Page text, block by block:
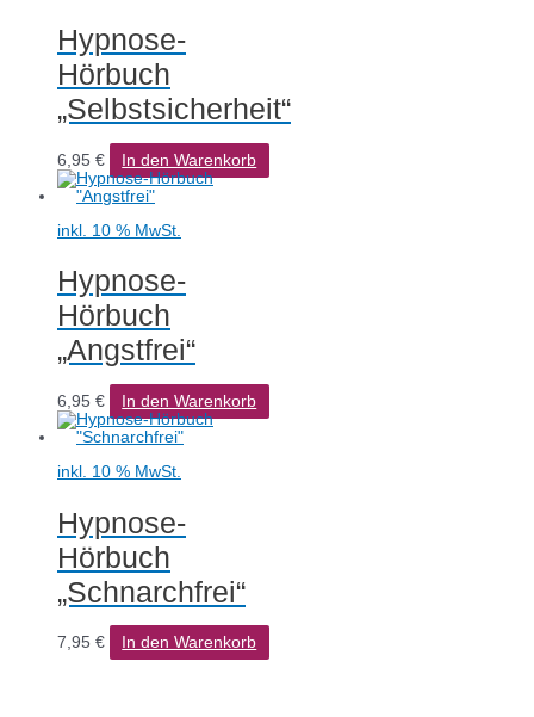
Hypnose-
Hörbuch
„Selbstsicherheit“
6,95 € In den Warenkorb
inkl. 10 % MwSt.
Hypnose-
Hörbuch
„Angstfrei“
6,95 € In den Warenkorb
inkl. 10 % MwSt.
Hypnose-
Hörbuch
„Schnarchfrei“
7,95 € In den Warenkorb